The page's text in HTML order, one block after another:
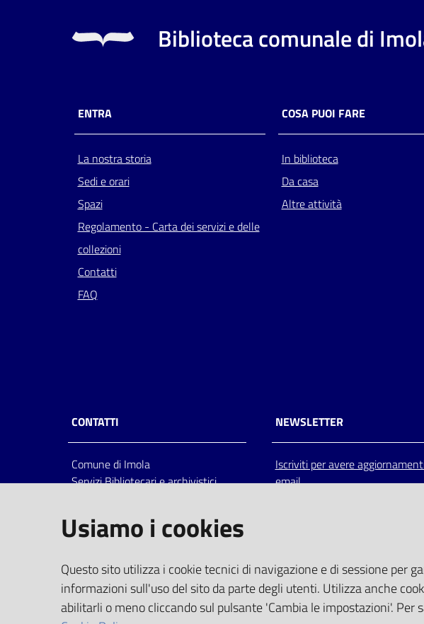
Biblioteca comunale di
ENTRA
La nostra storia
Sedi e orari
Spazi
Regolamento - Carta dei servizi e delle
collezioni
Contatti
FAQ
COSA PUOI FARE
In biblioteca
Da casa
Altre attività
CONTATTI
Comune di Imola
Servizi Bibliotecari e archivistici
Italia
centralino: tel 0542.6026.36 fax
bim@comune.imola.bo.it
PEC
comune.imola@cert.provincia.bo.it
P.IVA 00523381200
NEWSLETTER
Iscriviti per avere
email
Usiamo i cookies
Questo sito utilizza i cookie tecnici di navigazione e di sessione per
informazioni sull'uso del sito da parte degli utenti. Utilizza anche
abilitarli o meno cliccando sul pulsante 'Cambia le impostazioni'.